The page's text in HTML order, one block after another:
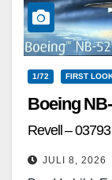
1/72 FIRST
Boeing
Revell –
JULI 8, 2026